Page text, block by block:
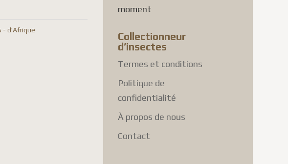
- d'Afrique
moment
Collectionneur
d’insectes
Termes et conditions
Politique de
confidentialité
À propos de nous
Contact